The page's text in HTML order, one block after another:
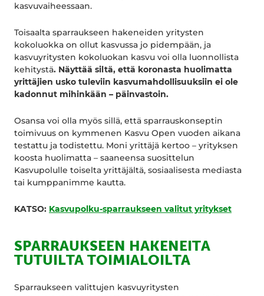
kasvuvaiheessaan.
Toisaalta sparraukseen hakeneiden yritysten
kokoluokka on ollut kasvussa jo pidempään, ja
kasvuyritysten kokoluokan kasvu voi olla luonnollista
kehitystä. Näyttää siltä, että koronasta huolimatta
yrittäjien usko tuleviin kasvumahdollisuuksiin ei ole
kadonnut mihinkään – päinvastoin.
Osansa voi olla myös sillä, että sparrauskonseptin
toimivuus on kymmenen Kasvu Open vuoden aikana
testattu ja todistettu. Moni yrittäjä kertoo – yrityksen
koosta huolimatta – saaneensa suosittelun
Kasvupolulle toiselta yrittäjältä, sosiaalisesta mediasta
tai kumppanimme kautta.
KATSO: Kasvupolku-sparraukseen valitut yritykset
SPARRAUKSEEN HAKENEITA
TUTUILTA TOIMIALOILTA
Sparraukseen valittujen kasvuyritysten